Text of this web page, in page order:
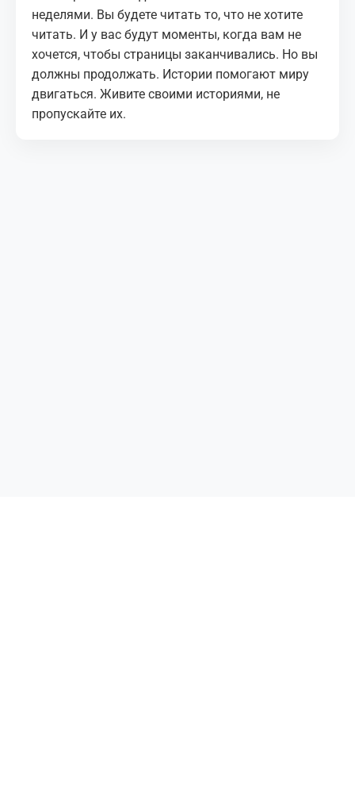
неделями. Вы будете читать то, что не хотите
читать. И у вас будут моменты, когда вам не
хочется, чтобы страницы заканчивались. Но вы
должны продолжать. Истории помогают миру
двигаться. Живите своими историями, не
пропускайте их.